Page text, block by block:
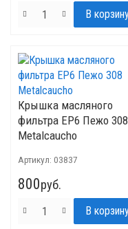
Крышка масляного
фильтра EP6 Пежо 308
Metalcaucho
Артикул: 03837
800руб.